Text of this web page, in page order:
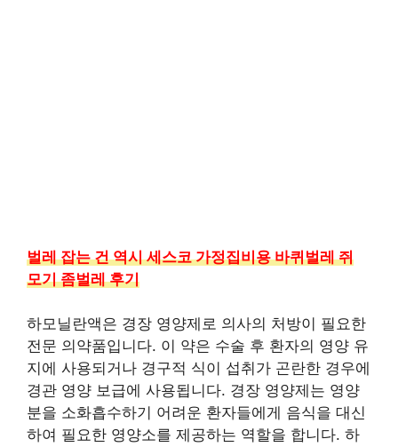
벌레 잡는 건 역시 세스코 가정집비용 바퀴벌레 쥐
모기 좀벌레 후기
하모닐란액은 경장 영양제로 의사의 처방이 필요한
전문 의약품입니다. 이 약은 수술 후 환자의 영양 유
지에 사용되거나 경구적 식이 섭취가 곤란한 경우에
경관 영양 보급에 사용됩니다. 경장 영양제는 영양
분을 소화흡수하기 어려운 환자들에게 음식을 대신
하여 필요한 영양소를 제공하는 역할을 합니다. 하